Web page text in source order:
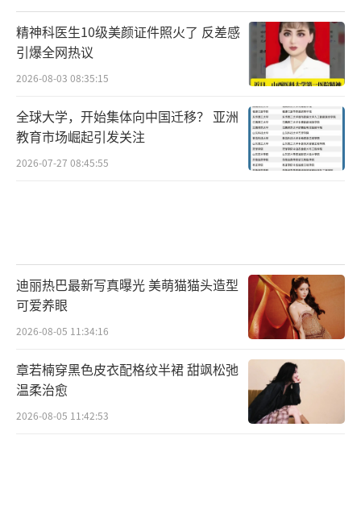
精神科医生10级美颜证件照火了 反差感
引爆全网热议
2026-08-03 08:35:15
全球大学，开始集体向中国迁移？ 亚洲
教育市场崛起引发关注
2026-07-27 08:45:55
迪丽热巴最新写真曝光 美萌猫猫头造型
可爱养眼
2026-08-05 11:34:16
章若楠穿黑色皮衣配格纹半裙 甜飒松弛
温柔治愈
2026-08-05 11:42:53